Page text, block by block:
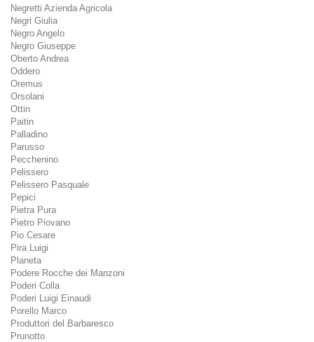
Negretti Azienda Agricola
Negri Giulia
Negro Angelo
Negro Giuseppe
Oberto Andrea
Oddero
Oremus
Orsolani
Ottin
Paitin
Palladino
Parusso
Pecchenino
Pelissero
Pelissero Pasquale
Pepici
Pietra Pura
Pietro Piovano
Pio Cesare
Pira Luigi
Planeta
Podere Rocche dei Manzoni
Poderi Colla
Poderi Luigi Einaudi
Porello Marco
Produttori del Barbaresco
Prunotto